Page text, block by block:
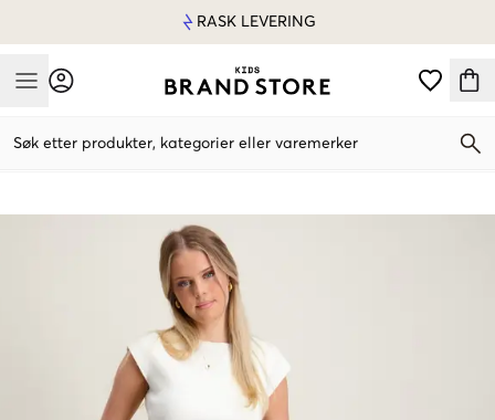
RASK LEVERING
Mobile Menu
Søk etter produkter, kategorier eller varemerker